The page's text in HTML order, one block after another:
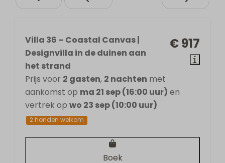
€ 917
Villa 36 – Coastal Canvas |
Designvilla in de duinen aan
het strand
Prijs voor 2 gasten, 2 nachten met
aankomst op ma 21 sep (16:00 uur) en
vertrek op wo 23 sep (10:00 uur)
2 honden welkom
Boek